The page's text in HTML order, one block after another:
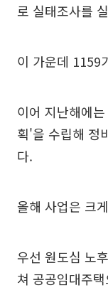
로 실태조사를
이 가운데 1159
이어 지난해에
획'을 수립해 정
다.
올해 사업은 크
우선 원도심 노
쳐 공공임대주